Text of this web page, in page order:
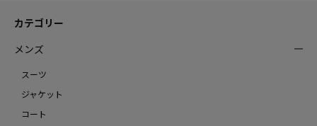
カテゴリー
メンズ
スーツ
ジャケット
コート